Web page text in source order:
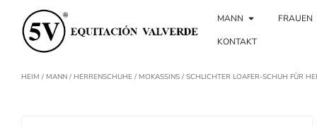
Inhalt
springen
MANN OuvrirFRAUEN
KONTAKT
HEIM / MANN / HERRENSCHUHE / MOKASSINS / SCHLICHTER LOAFER-SCHUH FÜR